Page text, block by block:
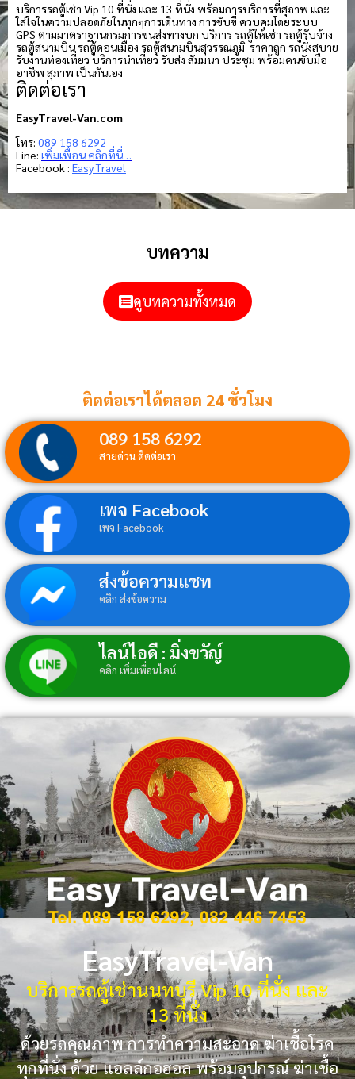
บริการรถตู้เช่า Vip 10 ที่นั่ง และ 13 ที่นั่ง พร้อมการบริการที่สุภาพ และ
ใส่ใจในความปลอดภัยในทุกๆการเดินทาง การขับขี่ ควบคุมโดยระบบ
GPS ตามมาตราฐานกรมการขนส่งทางบก บริการ รถตู้ให้เช่า รถตู้รับจ้าง
รถตู้สนามบิน รถตู้ดอนเมือง รถตู้สนามบินสุวรรณภูมิ ราคาถูก รถนั่งสบาย
รับงานท่องเที่ยว บริการนำเที่ยว รับส่ง สัมมนา ประชุม พร้อมคนขับมือ
อาชีพ สุภาพ เป็นกันเอง
ติดต่อเรา
EasyTravel-Van.com
โทร: 089 158 6292
Line: เพิ่มเพื่อน คลิกที่นี่…
Facebook : Easy Travel
บทความ
ดูบทความทั้งหมด
ติดต่อเราได้ตลอด 24 ชั่วโมง
089 158 6292
สายด่วน ติดต่อเรา
เพจ Facebook
เพจ Facebook
ส่งข้อความแชท
คลิก ส่งข้อความ
ไลน์ไอดี : มิ่งขวัญ์
คลิก เพิ่มเพื่อนไลน์
EasyTravel-Van
บริการรถตู้เช่านนทบุรี Vip 10 ที่นั่ง และ
13 ที่นั่ง
ด้วยรถคุณภาพ การทำความสะอาด ฆ่าเชื้อโรค
ทุกที่นั่ง ด้วย แอลล์กอฮอล พร้อมอุปกรณ์ ฆ่าเชื้อ